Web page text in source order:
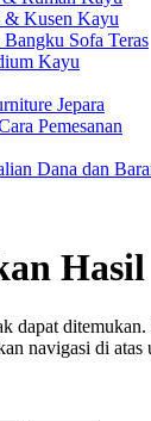
& Kusen Kayu
Sofa Teras
Kayu
Jepara
Pemesanan
Dana dan
Hasil
dapat
navigasi di atas